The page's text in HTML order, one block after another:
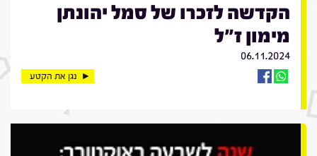
הקדשה לזכרו של סמל יהונתן
מימון ז"ל
06.11.2024
נגן את הקטע